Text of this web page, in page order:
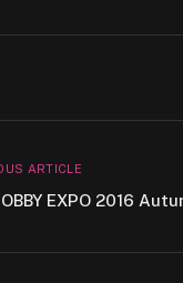
ARTICLE
EXPO 2016